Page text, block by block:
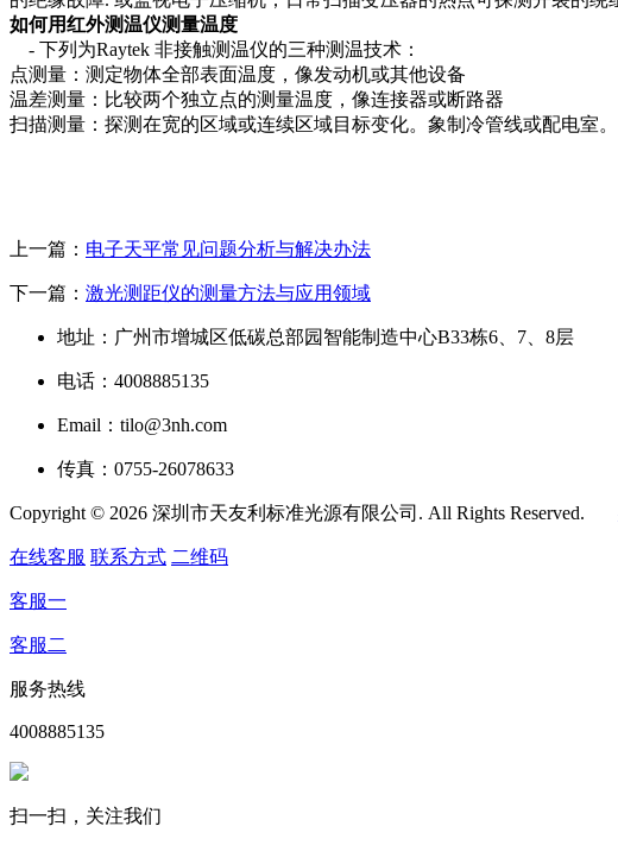
如何用红外测温仪测量温度
- 下列为Raytek 非接触测温仪的三种测温技术：
点测量：测定物体全部表面温度，像发动机或其他设备
温差测量：比较两个独立点的测量温度，像连接器或断路器
扫描测量：探测在宽的区域或连续区域目标变化。象制冷管线或配电室。
上一篇： 电子天平常见问题分析与解决办法
下一篇： 激光测距仪的测量方法与应用领域
地址：广州市增城区低碳总部园智能制造中心B33栋6、7、8层
电话：4008885135
Email：tilo@3nh.com
传真：0755-26078633
Copyright © 2026 深圳市天友利标准光源有限公司. All Rights Reserved.
在线客服 联系方式 二维码
客服一
客服二
服务热线
4008885135
扫一扫，关注我们